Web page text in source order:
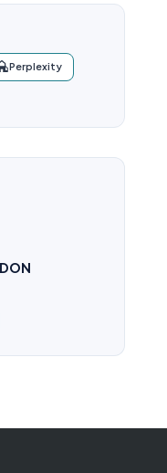
Perplexity